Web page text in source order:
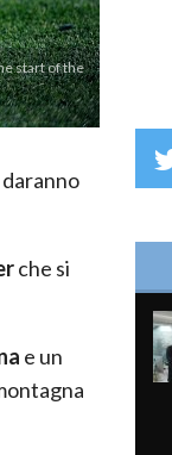
start of the
che si
e un